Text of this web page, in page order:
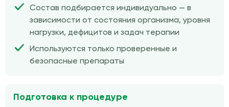
Состав подбирается индивидуально — в
зависимости от состояния организма, уровня
нагрузки, дефицитов и задач терапии
Используются только проверенные и
безопасные препараты
Подготовка к процедуре